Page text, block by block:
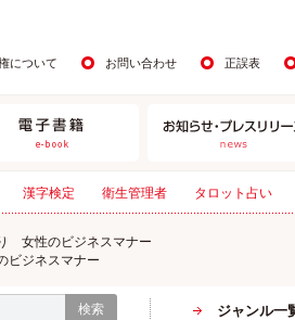
について お問い合わせ 正誤表
漢字検定 衛生管理者 タロット占い
女性のビジネスマナー
ビジネスマナー
検索 ジャンル一